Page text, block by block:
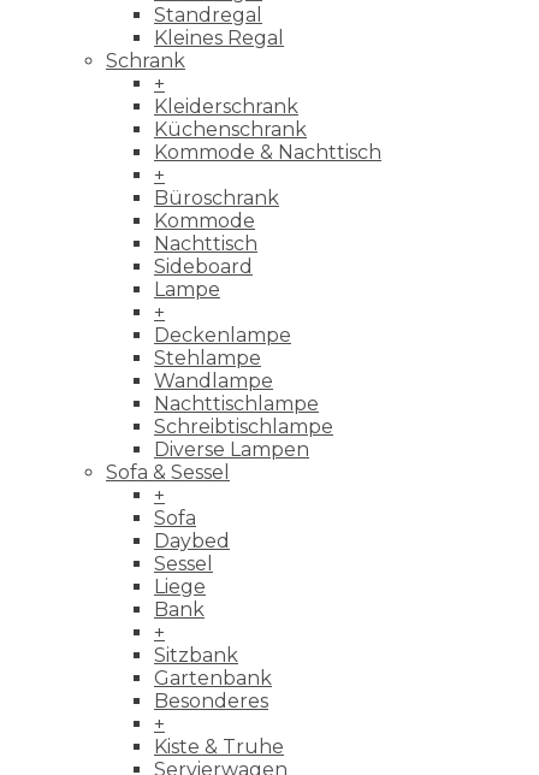
Standregal
Kleines Regal
Schrank
+
Kleiderschrank
Küchenschrank
Kommode & Nachttisch
+
Büroschrank
Kommode
Nachttisch
Sideboard
Lampe
+
Deckenlampe
Stehlampe
Wandlampe
Nachttischlampe
Schreibtischlampe
Diverse Lampen
Sofa & Sessel
+
Sofa
Daybed
Sessel
Liege
Bank
+
Sitzbank
Gartenbank
Besonderes
+
Kiste & Truhe
Servierwagen